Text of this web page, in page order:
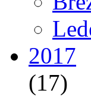
2017
(17)